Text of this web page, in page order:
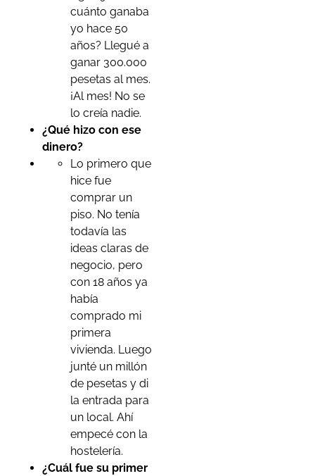
cuánto ganaba
yo hace 50
años? Llegué a
ganar 300.000
pesetas al mes.
¡Al mes! No se
lo creía nadie.
¿Qué hizo con ese
dinero?
Lo primero que
hice fue
comprar un
piso. No tenía
todavía las
ideas claras de
negocio, pero
con 18 años ya
había
comprado mi
primera
vivienda. Luego
junté un millón
de pesetas y di
la entrada para
un local. Ahí
empecé con la
hostelería.
¿Cuál fue su primer